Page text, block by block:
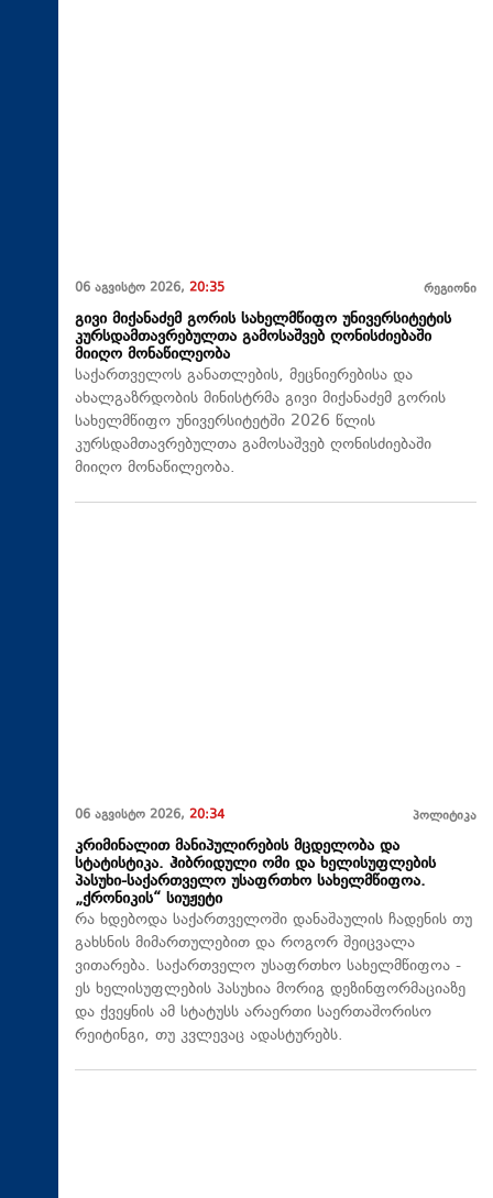
06 აგვისტო 2026, 20:35 რეგიონი
გივი მიქანაძემ გორის სახელმწიფო უნივერსიტეტის
კურსდამთავრებულთა გამოსაშვებ ღონისძიებაში
მიიღო მონაწილეობა
საქართველოს განათლების, მეცნიერებისა და
ახალგაზრდობის მინისტრმა გივი მიქანაძემ გორის
სახელმწიფო უნივერსიტეტში 2026 წლის
კურსდამთავრებულთა გამოსაშვებ ღონისძიებაში
მიიღო მონაწილეობა.
06 აგვისტო 2026, 20:34 პოლიტიკა
კრიმინალით მანიპულირების მცდელობა და
სტატისტიკა. ჰიბრიდული ომი და ხელისუფლების
პასუხი-საქართველო უსაფრთხო სახელმწიფოა.
„ქრონიკის“ სიუჟეტი
რა ხდებოდა საქართველოში დანაშაულის ჩადენის თუ
გახსნის მიმართულებით და როგორ შეიცვალა
ვითარება. საქართველო უსაფრთხო სახელმწიფოა -
ეს ხელისუფლების პასუხია მორიგ დეზინფორმაციაზე
და ქვეყნის ამ სტატუსს არაერთი საერთაშორისო
რეიტინგი, თუ კვლევაც ადასტურებს.